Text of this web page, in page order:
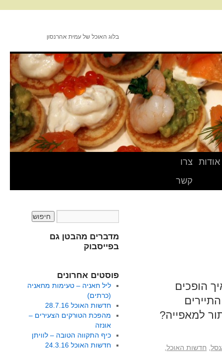
בלוג האוכל של עמית אהרנסון
אודות
צרו
קשר
הופכים
למאפייה?
חדשות האוכל
מדברים מהבטן גם
בפייסבוק
פוסטים אחרונים
ליל חאניה – טעימות מחאניה
(כרתים)
חדשות האוכל 28.7.16
מהפכת הטורקים הצעירים –
אונזה
כיף התקווה הטובה – לוויתן
חדשות האוכל 24.3.16